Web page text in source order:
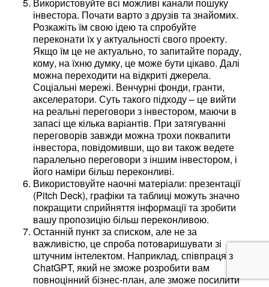
інвестора. Почати варто з друзів та знайомих.
Розкажіть їм свою ідею та спробуйте
переконати їх у актуальності свого проекту.
Якщо їм це не актуально, то запитайте пораду,
кому, на їхню думку, це може бути цікаво. Далі
можна переходити на відкриті джерела.
Соціальні мережі. Венчурні фонди, гранти,
акселератори. Суть такого підходу – це вийти
на реальні переговори з інвестором, маючи в
запасі ще кілька варіантів. При затягуванні
переговорів завжди можна трохи поквапити
інвестора, повідомивши, що ви також ведете
паралельно переговори з іншим інвестором, і
його наміри більш переконливі.
Використовуйте наочні матеріали: презентації
(Pitch Deck), графіки та таблиці можуть значно
покращити сприйняття інформації та зробити
вашу пропозицію більш переконливою.
Останній пункт за списком, але не за
важливістю, це спроба потоваришувати зі
штучним інтелектом. Наприклад, співпраця з
ChatGPT, який не зможе розробити вам
повноцінний бізнес-план, але зможе посилити